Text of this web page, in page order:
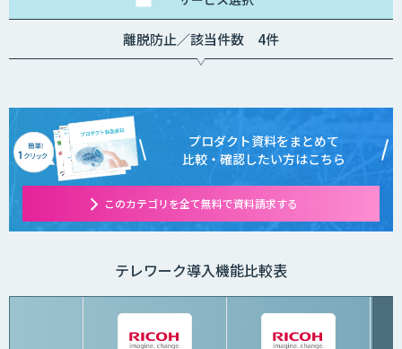
離脱防止／該当件数 4件
プロダクト資料をまとめて
比較・確認したい方はこちら
このカテゴリを全て無料で資料請求する
テレワーク導入機能比較表